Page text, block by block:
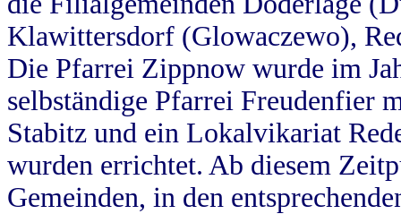
Klawittersdorf (Glowaczewo),
Die Pfarrei Zippnow wurde im
selbständige Pfarrei Freudenfier
Stabitz und ein Lokalvikariat
wurden errichtet. Ab diesem
Gemeinden, in den